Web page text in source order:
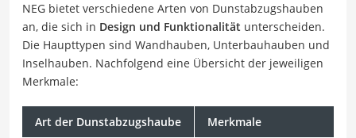
NEG bietet verschiedene Arten von Dunstabzugshauben
an, die sich in Design und Funktionalität unterscheiden.
Die Haupttypen sind Wandhauben, Unterbauhauben und
Inselhauben. Nachfolgend eine Übersicht der jeweiligen
Merkmale:
Art der Dunstabzugshaube Merkmale